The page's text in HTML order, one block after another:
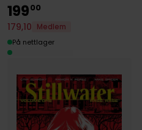
19900
179,10
Medlem
På nettlager